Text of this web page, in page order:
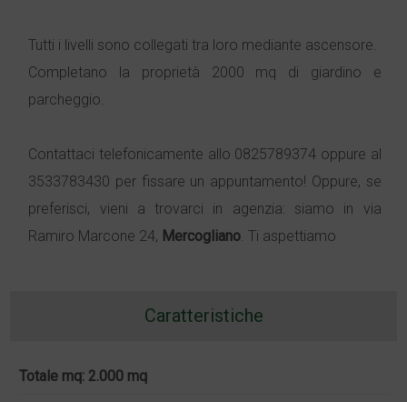
Tutti i livelli sono collegati tra loro mediante ascensore.
Completano la proprietà 2000 mq di giardino e
parcheggio.
Contattaci telefonicamente allo 0825789374 oppure al
3533783430 per fissare un appuntamento! Oppure, se
preferisci, vieni a trovarci in agenzia: siamo in via
Ramiro Marcone 24, Mercogliano. Ti aspettiamo
Caratteristiche
Totale mq: 2.000 mq